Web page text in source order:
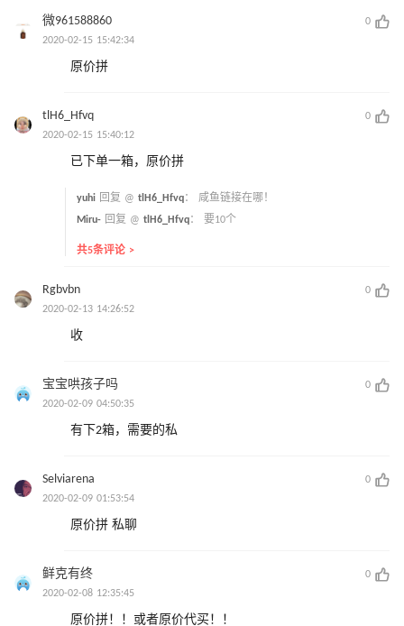
微961588860
0
2020-02-15 15:42:34
原价拼
tlH6_Hfvq
0
2020-02-15 15:40:12
已下单一箱，原价拼
yuhi 回复 @ tlH6_Hfvq： 咸鱼链接在哪！
Miru- 回复 @ tlH6_Hfvq： 要10个
共5条评论 >
Rgbvbn
0
2020-02-13 14:26:52
收
宝宝哄孩子吗
0
2020-02-09 04:50:35
有下2箱，需要的私
Selviarena
0
2020-02-09 01:53:54
原价拼 私聊
鲜克有终
0
2020-02-08 12:35:45
原价拼！！或者原价代买！！